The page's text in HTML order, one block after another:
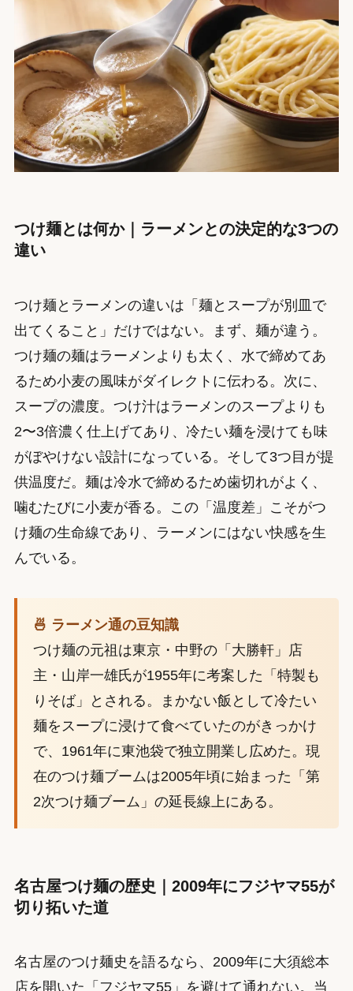
つけ麺とは何か｜ラーメンとの決定的な3つの
違い
つけ麺とラーメンの違いは「麺とスープが別皿で
出てくること」だけではない。まず、麺が違う。
つけ麺の麺はラーメンよりも太く、水で締めてあ
るため小麦の風味がダイレクトに伝わる。次に、
スープの濃度。つけ汁はラーメンのスープよりも
2〜3倍濃く仕上げてあり、冷たい麺を浸けても味
がぼやけない設計になっている。そして3つ目が提
供温度だ。麺は冷水で締めるため歯切れがよく、
噛むたびに小麦が香る。この「温度差」こそがつ
け麺の生命線であり、ラーメンにはない快感を生
んでいる。
🍜 ラーメン通の豆知識
つけ麺の元祖は東京・中野の「大勝軒」店
主・山岸一雄氏が1955年に考案した「特製も
りそば」とされる。まかない飯として冷たい
麺をスープに浸けて食べていたのがきっかけ
で、1961年に東池袋で独立開業し広めた。現
在のつけ麺ブームは2005年頃に始まった「第
2次つけ麺ブーム」の延長線上にある。
名古屋つけ麺の歴史｜2009年にフジヤマ55が
切り拓いた道
名古屋のつけ麺史を語るなら、2009年に大須総本
店を開いた「フジヤマ55」を避けて通れない。当